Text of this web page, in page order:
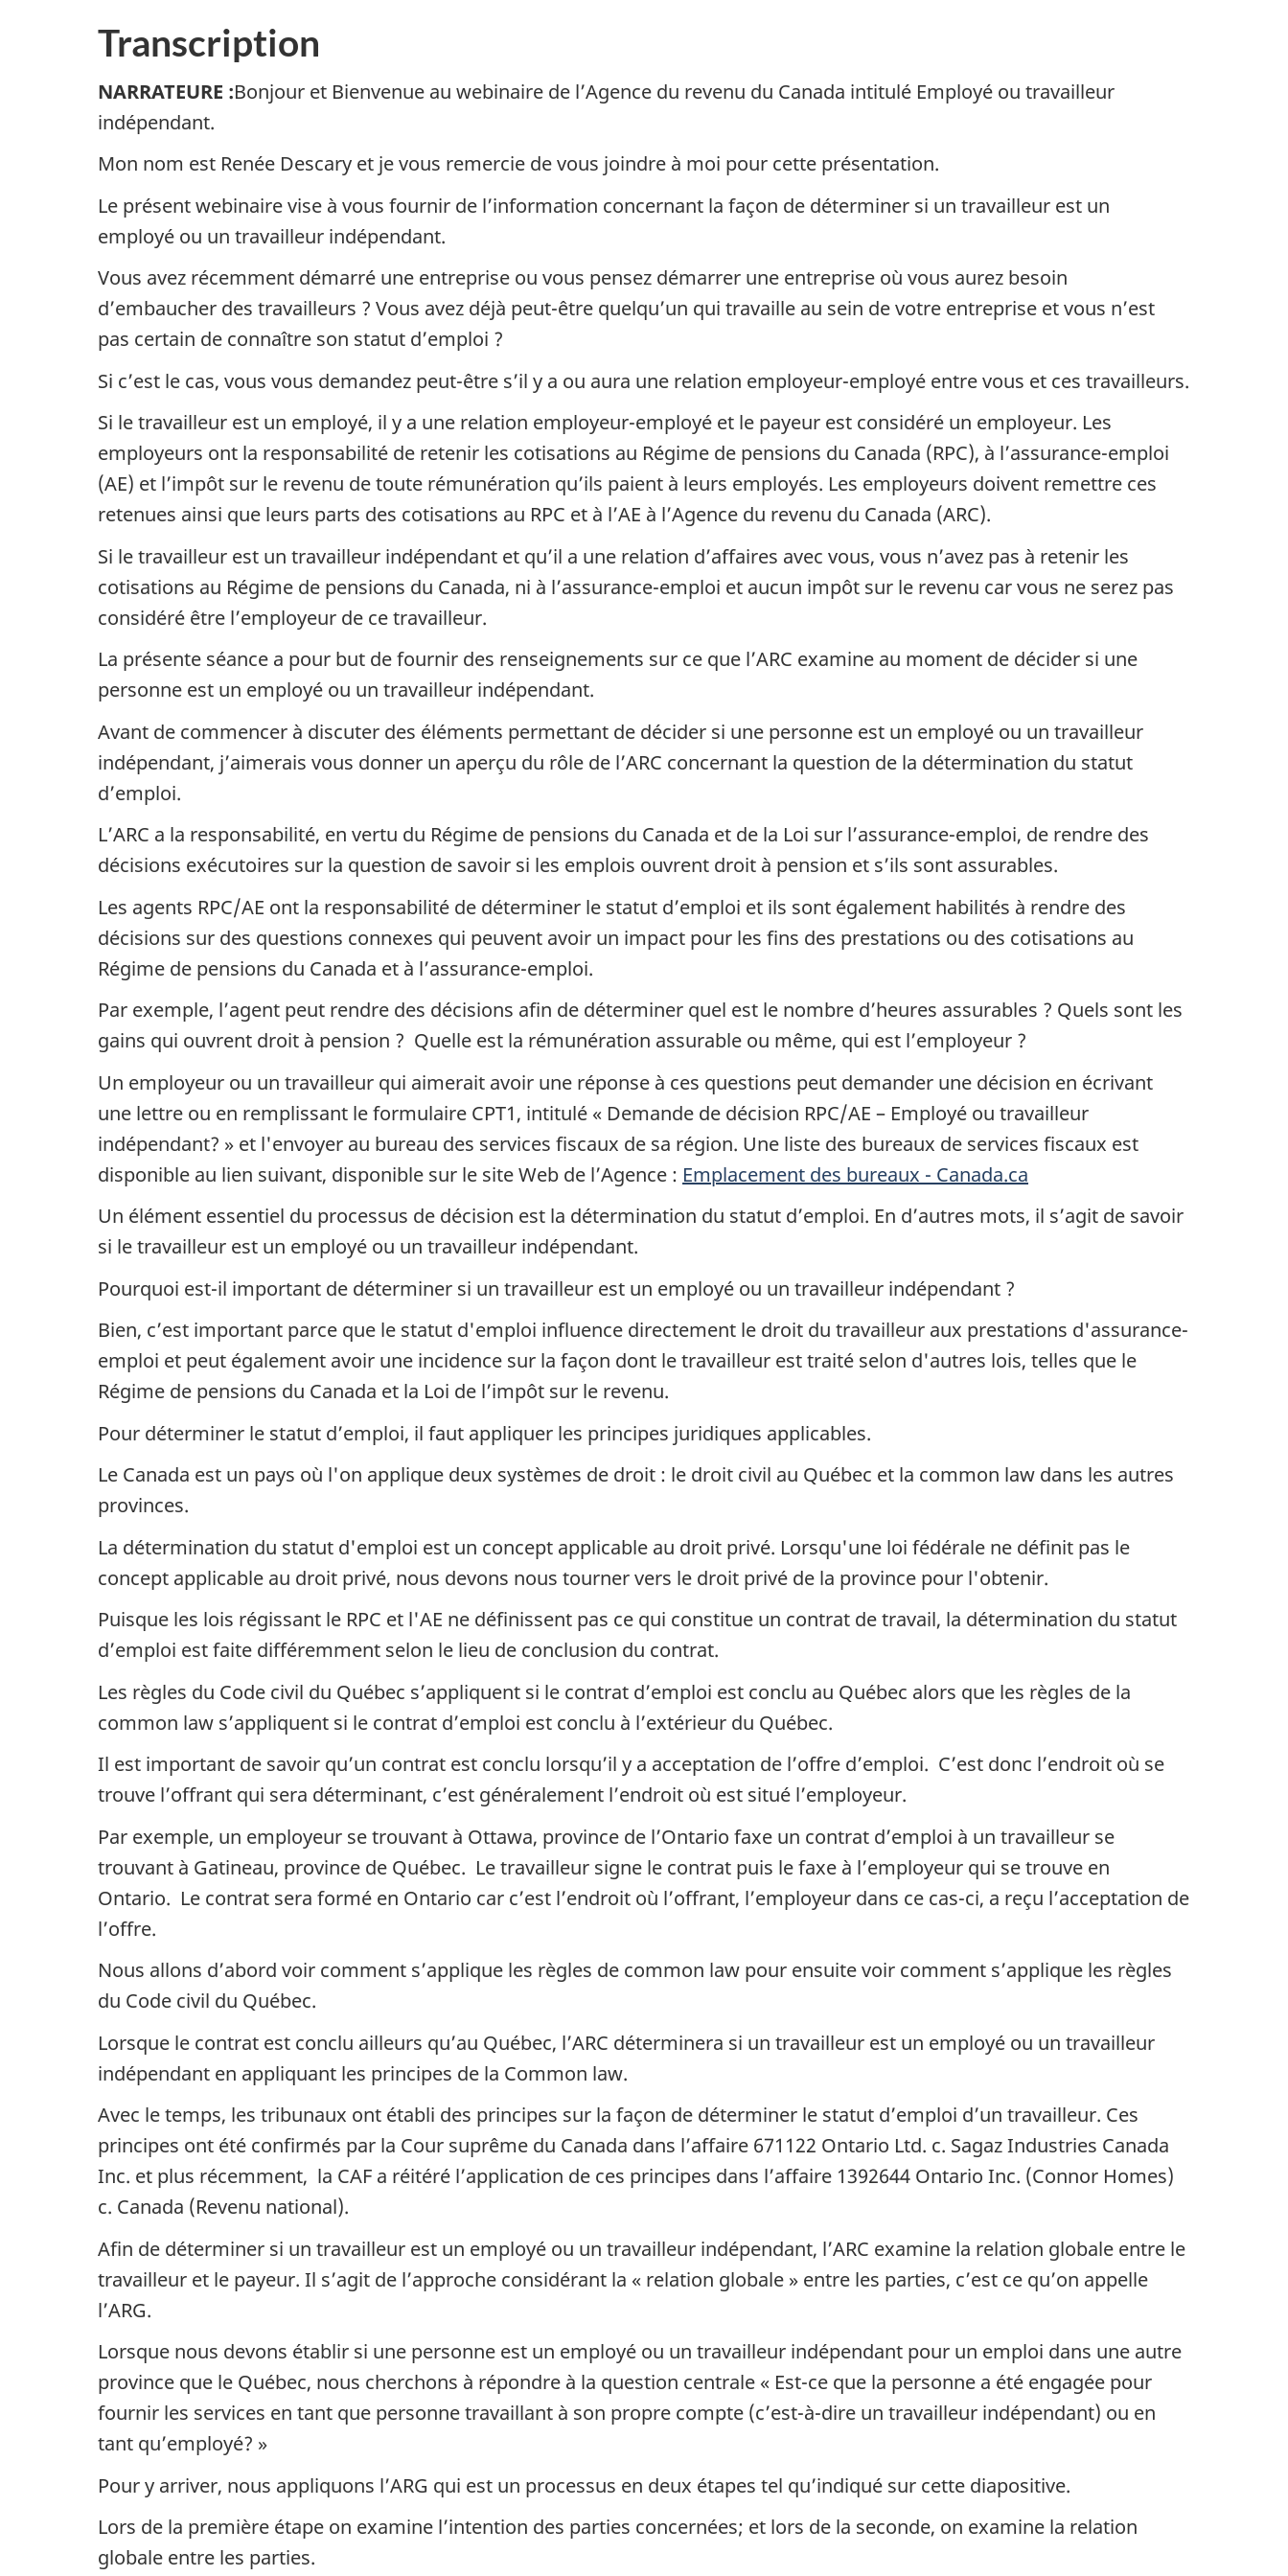
Transcription
NARRATEURE :Bonjour et Bienvenue au webinaire de l’Agence du revenu du Canada intitulé Employé ou travailleur
indépendant.
Mon nom est Renée Descary et je vous remercie de vous joindre à moi pour cette présentation.
Le présent webinaire vise à vous fournir de l’information concernant la façon de déterminer si un travailleur est un
employé ou un travailleur indépendant.
Vous avez récemment démarré une entreprise ou vous pensez démarrer une entreprise où vous aurez besoin
d’embaucher des travailleurs ? Vous avez déjà peut-être quelqu’un qui travaille au sein de votre entreprise et vous n’est
pas certain de connaître son statut d’emploi ?
Si c’est le cas, vous vous demandez peut-être s’il y a ou aura une relation employeur-employé entre vous et ces travailleurs.
Si le travailleur est un employé, il y a une relation employeur-employé et le payeur est considéré un employeur. Les
employeurs ont la responsabilité de retenir les cotisations au Régime de pensions du Canada (RPC), à l’assurance-emploi
(AE) et l’impôt sur le revenu de toute rémunération qu’ils paient à leurs employés. Les employeurs doivent remettre ces
retenues ainsi que leurs parts des cotisations au RPC et à l’AE à l’Agence du revenu du Canada (ARC).
Si le travailleur est un travailleur indépendant et qu’il a une relation d’affaires avec vous, vous n’avez pas à retenir les
cotisations au Régime de pensions du Canada, ni à l’assurance-emploi et aucun impôt sur le revenu car vous ne serez pas
considéré être l’employeur de ce travailleur.
La présente séance a pour but de fournir des renseignements sur ce que l’ARC examine au moment de décider si une
personne est un employé ou un travailleur indépendant.
Avant de commencer à discuter des éléments permettant de décider si une personne est un employé ou un travailleur
indépendant, j’aimerais vous donner un aperçu du rôle de l’ARC concernant la question de la détermination du statut
d’emploi.
L’ARC a la responsabilité, en vertu du Régime de pensions du Canada et de la Loi sur l’assurance-emploi, de rendre des
décisions exécutoires sur la question de savoir si les emplois ouvrent droit à pension et s’ils sont assurables.
Les agents RPC/AE ont la responsabilité de déterminer le statut d’emploi et ils sont également habilités à rendre des
décisions sur des questions connexes qui peuvent avoir un impact pour les fins des prestations ou des cotisations au
Régime de pensions du Canada et à l’assurance-emploi.
Par exemple, l’agent peut rendre des décisions afin de déterminer quel est le nombre d’heures assurables ? Quels sont les
gains qui ouvrent droit à pension ? Quelle est la rémunération assurable ou même, qui est l’employeur ?
Un employeur ou un travailleur qui aimerait avoir une réponse à ces questions peut demander une décision en écrivant
une lettre ou en remplissant le formulaire CPT1, intitulé « Demande de décision RPC/AE – Employé ou travailleur
indépendant? » et l'envoyer au bureau des services fiscaux de sa région. Une liste des bureaux de services fiscaux est
disponible au lien suivant, disponible sur le site Web de l’Agence : Emplacement des bureaux - Canada.ca
Un élément essentiel du processus de décision est la détermination du statut d’emploi. En d’autres mots, il s’agit de savoir
si le travailleur est un employé ou un travailleur indépendant.
Pourquoi est-il important de déterminer si un travailleur est un employé ou un travailleur indépendant ?
Bien, c’est important parce que le statut d'emploi influence directement le droit du travailleur aux prestations d'assurance-
emploi et peut également avoir une incidence sur la façon dont le travailleur est traité selon d'autres lois, telles que le
Régime de pensions du Canada et la Loi de l’impôt sur le revenu.
Pour déterminer le statut d’emploi, il faut appliquer les principes juridiques applicables.
Le Canada est un pays où l'on applique deux systèmes de droit : le droit civil au Québec et la common law dans les autres
provinces.
La détermination du statut d'emploi est un concept applicable au droit privé. Lorsqu'une loi fédérale ne définit pas le
concept applicable au droit privé, nous devons nous tourner vers le droit privé de la province pour l'obtenir.
Puisque les lois régissant le RPC et l'AE ne définissent pas ce qui constitue un contrat de travail, la détermination du statut
d’emploi est faite différemment selon le lieu de conclusion du contrat.
Les règles du Code civil du Québec s’appliquent si le contrat d’emploi est conclu au Québec alors que les règles de la
common law s’appliquent si le contrat d’emploi est conclu à l’extérieur du Québec.
Il est important de savoir qu’un contrat est conclu lorsqu’il y a acceptation de l’offre d’emploi. C’est donc l’endroit où se
trouve l’offrant qui sera déterminant, c’est généralement l’endroit où est situé l’employeur.
Par exemple, un employeur se trouvant à Ottawa, province de l’Ontario faxe un contrat d’emploi à un travailleur se
trouvant à Gatineau, province de Québec. Le travailleur signe le contrat puis le faxe à l’employeur qui se trouve en
Ontario. Le contrat sera formé en Ontario car c’est l’endroit où l’offrant, l’employeur dans ce cas-ci, a reçu l’acceptation de
l’offre.
Nous allons d’abord voir comment s’applique les règles de common law pour ensuite voir comment s’applique les règles
du Code civil du Québec.
Lorsque le contrat est conclu ailleurs qu’au Québec, l’ARC déterminera si un travailleur est un employé ou un travailleur
indépendant en appliquant les principes de la Common law.
Avec le temps, les tribunaux ont établi des principes sur la façon de déterminer le statut d’emploi d’un travailleur. Ces
principes ont été confirmés par la Cour suprême du Canada dans l’affaire 671122 Ontario Ltd. c. Sagaz Industries Canada
Inc. et plus récemment, la CAF a réitéré l’application de ces principes dans l’affaire 1392644 Ontario Inc. (Connor Homes)
c. Canada (Revenu national).
Afin de déterminer si un travailleur est un employé ou un travailleur indépendant, l’ARC examine la relation globale entre le
travailleur et le payeur. Il s’agit de l’approche considérant la « relation globale » entre les parties, c’est ce qu’on appelle
l’ARG.
Lorsque nous devons établir si une personne est un employé ou un travailleur indépendant pour un emploi dans une autre
province que le Québec, nous cherchons à répondre à la question centrale « Est-ce que la personne a été engagée pour
fournir les services en tant que personne travaillant à son propre compte (c’est-à-dire un travailleur indépendant) ou en
tant qu’employé? »
Pour y arriver, nous appliquons l’ARG qui est un processus en deux étapes tel qu’indiqué sur cette diapositive.
Lors de la première étape on examine l’intention des parties concernées; et lors de la seconde, on examine la relation
globale entre les parties.